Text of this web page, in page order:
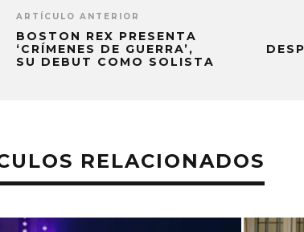
ARTÍCULO ANTERIOR
BOSTON REX PRESENTA
‘CRÍMENES DE GUERRA’,
SU DEBUT COMO SOLISTA
RELACIONADOS